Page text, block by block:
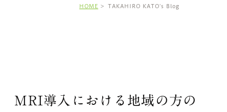
HOME TAKAHIRO KATO's Blog
MRI導入における地域の方の